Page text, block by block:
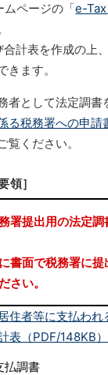
ムページの「e-
計表を作成の上
きます。
者として法定調書
る税務署への申
覧ください。
領］
署提出用の法定調
書面で税務署に提
さい。
者等に支払われ
表（PDF/148KB）
払調書